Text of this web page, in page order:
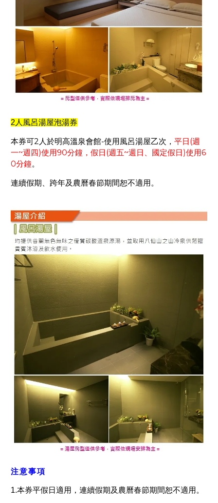
2人風呂湯屋泡湯券
本券可2人於明高溫泉會館-使用風呂湯屋乙次， 平日 (週
一~週四)使用90分鐘，假日 (週五~週日、國定假日 )使用6
0分鐘。
連續假期、跨年及農曆春節期間恕不適用。
注意事項
1.本券平假日適用，連續假期及農曆春節期間恕不適用。